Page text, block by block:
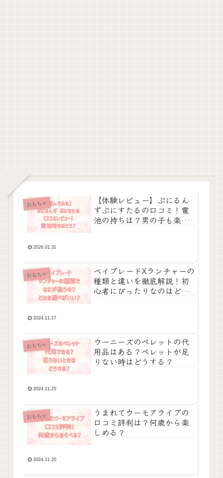
おもちゃ
【体験レビュー】ぷにるん
ずぷにすたるの口コミ！電
池の持ちは？男の子も楽し
2026.01.31
おもちゃ
ベイブレードXランチャーの
種類と違いを徹底解説！初
心者にぴったりなのはど
2024.11.27
おもちゃ
ウーニーズのペレットの代
用品はある？ペレットが足
りない時はどうする？
2024.11.25
おもちゃ
うまれてウーモアライブの
口コミ評判は？何歳から楽
しめる？
2024.11.20